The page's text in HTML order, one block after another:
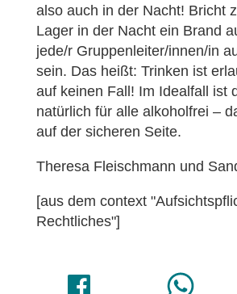
also auch in der Nacht! Bricht
Lager in der Nacht ein Brand
jede/r Gruppenleiter/innen/in
sein. Das heißt: Trinken ist
auf keinen Fall! Im Idealfall ist
natürlich für alle alkoholfrei –
auf der sicheren Seite.
Theresa Fleischmann und
[aus dem context
Rechtliches"]